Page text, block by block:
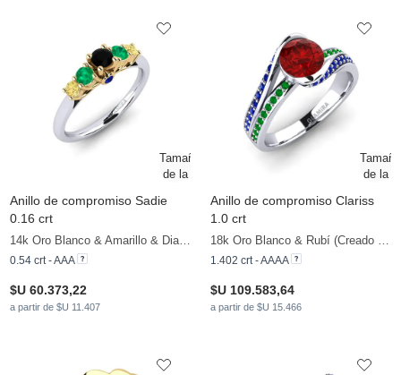
Anillo de compromiso Sadie
0.16 crt
14k Oro Blanco & Amarillo & Diamante Negro & Esmeralda & Diamante Amarillo & Zafiro
0.54 crt - AAA
$U 60.373,22
a partir de $U 11.407
Anillo de compromiso Clariss
1.0 crt
18k Oro Blanco & Rubí (Creado en laboratorio) & Zafiro & Esmeralda
1.402 crt - AAAA
$U 109.583,64
a partir de $U 15.466